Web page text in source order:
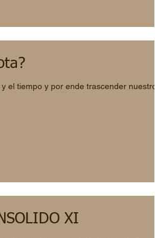
el tiempo y por ende trascender nuestro
XI